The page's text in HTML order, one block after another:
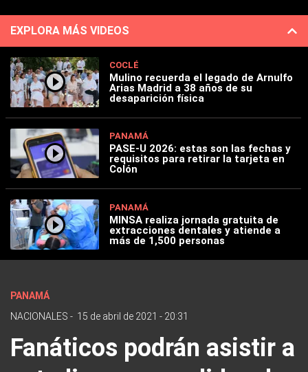
EXPLORA MÁS VIDEOS
COCLÉ
Mulino recuerda el legado de Arnulfo
Arias Madrid a 38 años de su
desaparición física
PANAMÁ
PASE-U 2026: estas son las fechas y
requisitos para retirar la tarjeta en
Colón
PANAMÁ
MINSA realiza jornada gratuita de
extracciones dentales y atiende a
más de 1,500 personas
PANAMÁ
NACIONALES - 15 de abril de 2021 - 20:31
Fanáticos podrán asistir a